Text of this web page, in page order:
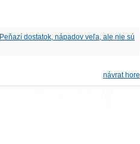
Peňazí dostatok, nápadov veľa, ale nie sú
návrat hore